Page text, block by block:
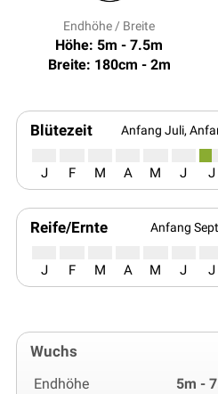
Endhöhe / Breite
Höhe: 5m - 7.5m
Breite: 180cm - 2m
Blütezeit Anfang Juli,
J F M A M J J
Reife/Ernte Anfang
J F M A M J J
Wuchs
Endhöhe 5m -